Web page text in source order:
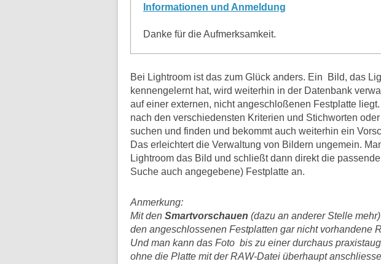
Informationen und Anmeldung
Danke für die Aufmerksamkeit.
Bei Lightroom ist das zum Glück anders. Ein Bild, das
kennengelernt hat, wird weiterhin in der Datenbank
auf einer externen, nicht angeschloßenen Festplatte
nach den verschiedensten Kriterien und Stichworten
suchen und finden und bekommt auch weiterhin ein
Das erleichtert die Verwaltung von Bildern ungemein.
Lightroom das Bild und schließt dann direkt die
Suche auch angegebene) Festplatte an.
Anmerkung:
Mit den Smartvorschauen (dazu an anderer Stelle
den angeschlossenen Festplatten gar nicht vorhandene
Und man kann das Foto bis zu einer durchaus
ohne die Platte mit der RAW-Datei überhaupt